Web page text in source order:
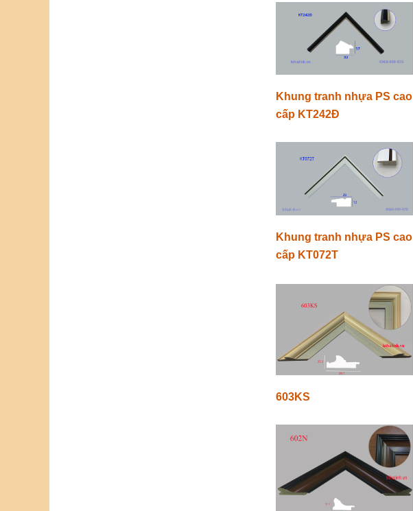
Khung tranh nhựa PS cao
cấp KT242Đ
Khung tranh nhựa PS cao
cấp KT072T
603KS